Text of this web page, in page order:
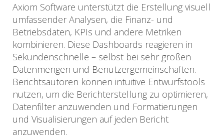
Axiom Software unterstützt die Erstellung visuell
umfassender Analysen, die Finanz- und
Betriebsdaten, KPIs und andere Metriken
kombinieren. Diese Dashboards reagieren in
Sekundenschnelle – selbst bei sehr großen
Datenmengen und Benutzergemeinschaften.
Berichtsautoren können intuitive Entwurfstools
nutzen, um die Berichterstellung zu optimieren,
Datenfilter anzuwenden und Formatierungen
und Visualisierungen auf jeden Bericht
anzuwenden.